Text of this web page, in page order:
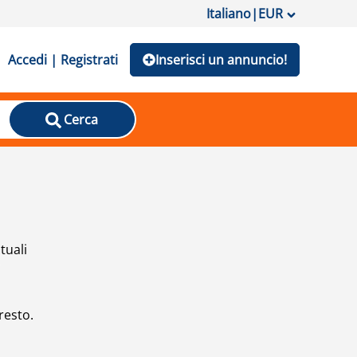
Italiano|EUR
Accedi | Registrati Inserisci un annuncio!
Cerca